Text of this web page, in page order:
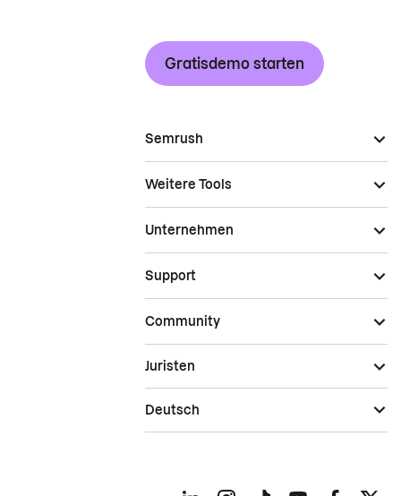
Gratisdemo starten
Semrush
Weitere Tools
Unternehmen
Support
Community
Juristen
Deutsch